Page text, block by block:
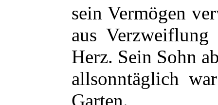
sein Vermögen
aus
Herz. Sein Sohn
allsonntäglich
Garten.